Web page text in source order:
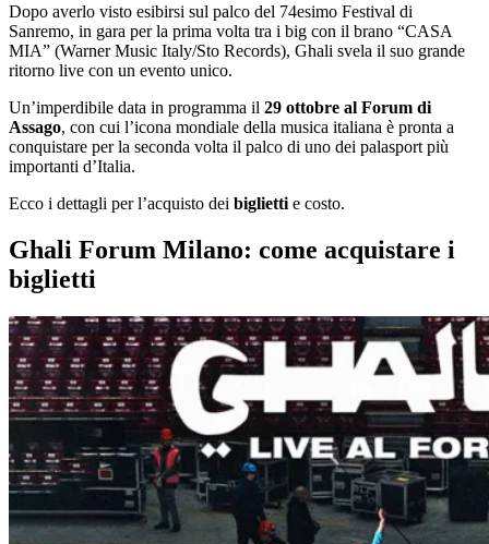
Dopo averlo visto esibirsi sul palco del 74esimo Festival di
Sanremo, in gara per la prima volta tra i big con il brano “CASA
MIA” (Warner Music Italy/Sto Records), Ghali svela il suo grande
ritorno live con un evento unico.
Un’imperdibile data in programma il 29 ottobre al Forum di
Assago, con cui l’icona mondiale della musica italiana è pronta a
conquistare per la seconda volta il palco di uno dei palasport più
importanti d’Italia.
Ecco i dettagli per l’acquisto dei biglietti e costo.
Ghali Forum Milano: come acquistare i
biglietti